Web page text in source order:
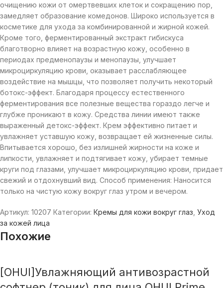
очищению кожи от омертвевших клеток и сокращению пор,
замедляет образование комедонов. Широко используется в
косметике для ухода за комбинированной и жирной кожей.
Кроме того, ферментированный экстракт гибискуса
благотворно влияет на возрастную кожу, особенно в
периодах предменопаузы и менопаузы, улучшает
микроциркуляцию крови, оказывает расслабляющее
воздействие на мышцы, что позволяет получить некоторый
ботокс-эффект. Благодаря процессу естественного
ферментирования все полезные вещества гораздо легче и
глубже проникают в кожу. Средства линии имеют также
выраженный детокс-эффект. Крем эффективно питает и
увлажняет уставшую кожу, возвращает ей жизненные силы.
Впитывается хорошо, без излишней жирности на коже и
липкости, увлажняет и подтягивает кожу, убирает темные
круги под глазами, улучшает микроциркуляцию крови, придает
свежий и отдохнувший вид. Способ применения: Наносится
только на чистую кожу вокруг глаз утром и вечером.
Артикул: 10207 Категории: Кремы для кожи вокруг глаз Уход
за кожей лица
Похожие
[OHUI]Увлажняющий антивозрастной